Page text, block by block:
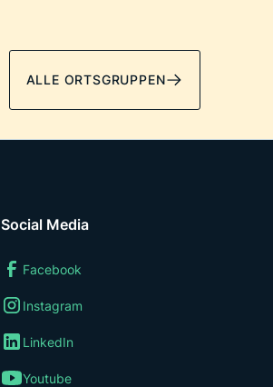
ALLE ORTSGRUPPEN
Social Media
Facebook
Instagram
LinkedIn
Youtube